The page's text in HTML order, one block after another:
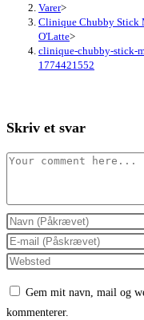
Varer>
Clinique Chubby Stick
O'Latte>
clinique-chubby-stick-
1774421552
Skriv et svar
Comment
Enter
your
name
Enter
your
Enter
Gem mit navn, mail og
kommenterer.